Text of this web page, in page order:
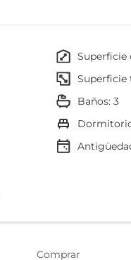
superficie
baños: 3
Baño
Comprar